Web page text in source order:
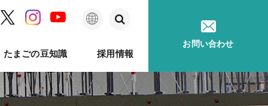
ルのあゆみ
種鶏孵卵 卵質測定 ソフトウェア 印字機
たまごの豆知識
事例ハンドブック 卵が届くまで
採用情報
メッセージ 採用に関するお問い合わせ
語
お問い合わせ